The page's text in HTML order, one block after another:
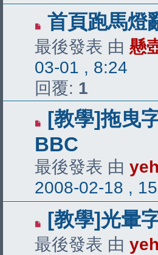
首頁跑馬燈
最後發表 由 懸
03-01 , 8:24
回覆: 1
[教學]拖曳
BBC
最後發表 由
2008-02-18 ,
[教學]光暈
最後發表 由